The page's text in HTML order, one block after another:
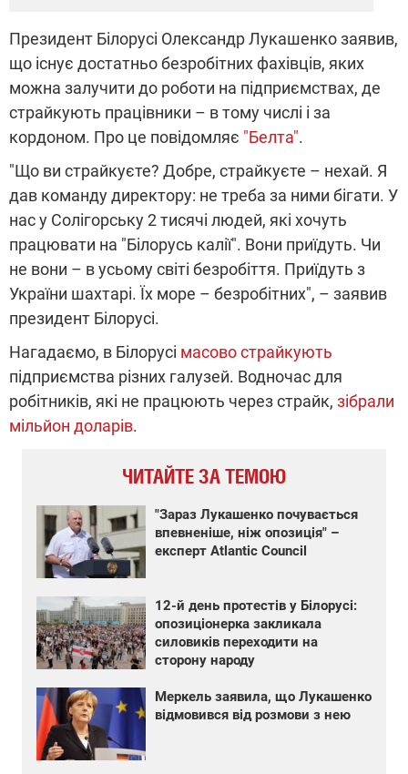
Президент Білорусі Олександр Лукашенко заявив,
що існує достатньо безробітних фахівців, яких
можна залучити до роботи на підприємствах, де
страйкують працівники – в тому числі і за
кордоном. Про це повідомляє "Белта".
"Що ви страйкуєте? Добре, страйкуєте – нехай. Я
дав команду директору: не треба за ними бігати. У
нас у Солігорську 2 тисячі людей, які хочуть
працювати на "Білорусь калії". Вони приїдуть. Чи
не вони – в усьому світі безробіття. Приїдуть з
України шахтарі. Їх море – безробітних", – заявив
президент Білорусі.
Нагадаємо, в Білорусі масово страйкують
підприємства різних галузей. Водночас для
робітників, які не працюють через страйк, зібрали
мільйон доларів.
ЧИТАЙТЕ ЗА ТЕМОЮ
"Зараз Лукашенко почувається
впевненіше, ніж опозиція" –
експерт Atlantic Council
12-й день протестів у Білорусі:
опозиціонерка закликала
силовиків переходити на
сторону народу
Меркель заявила, що Лукашенко
відмовився від розмови з нею